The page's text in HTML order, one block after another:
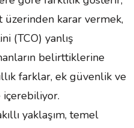
üzerinden karar vermek,
(TCO) yanlış
belirttiklerine
farklar, ek güvenlik ve
yaklaşım, temel